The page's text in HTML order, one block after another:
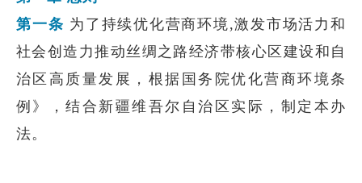
第一条 为了持续优化营商环境,激发市场活力和
社会创造力推动丝绸之路经济带核心区建设和自
治区高质量发展，根据国务院优化营商环境条
例》，结合新疆维吾尔自治区实际，制定本办
法。